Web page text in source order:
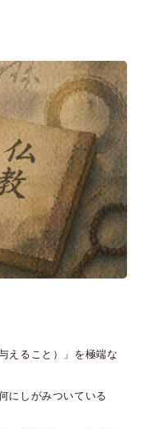
えること）」を極端な
にしがみついている